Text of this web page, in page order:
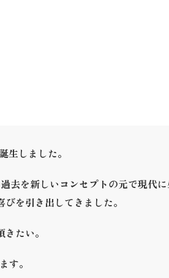
生しました。
を新しいコンセプトの元で現代に
を引き出してきました。
たい。
す。